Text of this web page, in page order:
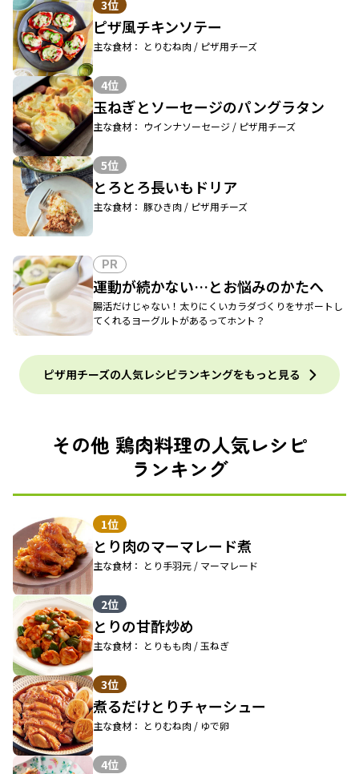
3位
ピザ風チキンソテー
主な食材： とりむね肉 / ピザ用チーズ
4位
玉ねぎとソーセージのパングラタン
主な食材： ウインナソーセージ / ピザ用チーズ
5位
とろとろ長いもドリア
主な食材： 豚ひき肉 / ピザ用チーズ
PR
運動が続かない…とお悩みのかたへ
腸活だけじゃない！太りにくいカラダづくりをサポートし
てくれるヨーグルトがあるってホント？
ピザ用チーズの人気レシピランキングをもっと見る
その他 鶏肉料理の人気レシピ
ランキング
1位
とり肉のマーマレード煮
主な食材： とり手羽元 / マーマレード
2位
とりの甘酢炒め
主な食材： とりもも肉 / 玉ねぎ
3位
煮るだけとりチャーシュー
主な食材： とりむね肉 / ゆで卵
4位